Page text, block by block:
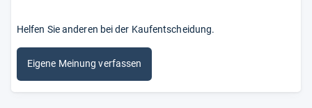
Helfen Sie anderen bei der Kaufentscheidung.
Eigene Meinung verfassen